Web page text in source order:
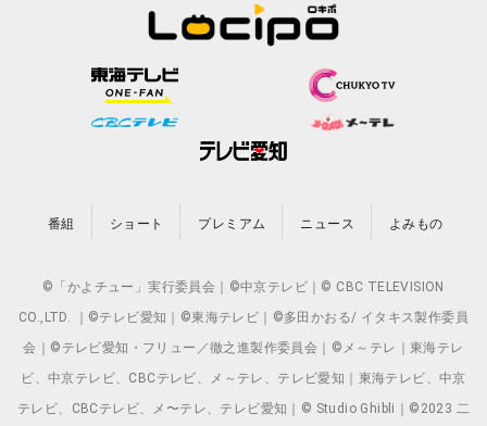
番組 ショート プレミアム ニュース よみもの
©「かよチュー」実行委員会｜©中京テレビ｜© CBC TELEVISION
CO.,LTD. ｜©テレビ愛知｜©東海テレビ｜©多田かおる/ イタキス製作委員
会｜©テレビ愛知・フリュー／徹之進製作委員会｜©メ～テレ｜東海テレ
ビ、中京テレビ、CBCテレビ、メ～テレ、テレビ愛知｜東海テレビ、中京
テレビ、CBCテレビ、メ〜テレ、テレビ愛知｜© Studio Ghibli｜©2023 二